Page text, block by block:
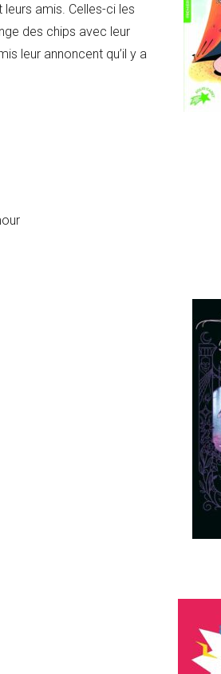
amis. Celles-ci les
des chips avec leur
leur annoncent qu’il y a